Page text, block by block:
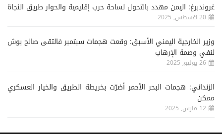
غروندبرغ: اليمن مهدد بالتحول لساحة حرب إقليمية والحوار طريق النجاة
20 اغسطس, 2025
وزير الخارجية اليمني الأسبق: وقعت هجمات سبتمبر فالتقى صالح بوش
لنفي وصمة الإرهاب
26 يوليو, 2025
الزنداني: هجمات البحر الأحمر أضرّت بخريطة الطريق والخيار العسكري
ممكن
12 مارس, 2025